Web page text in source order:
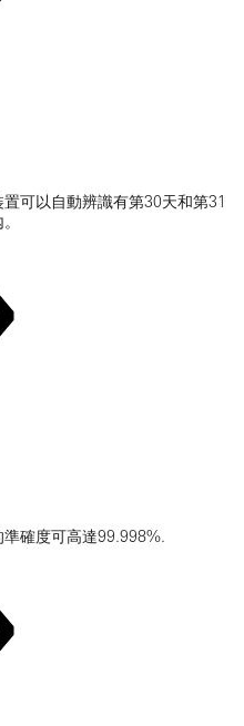
可以自動辨識有第30天和第31
確度可高達99.998%.